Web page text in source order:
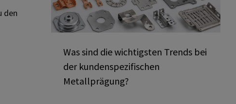
den
Was sind die wichtigsten Trends bei
der kundenspezifischen
Metallprägung?